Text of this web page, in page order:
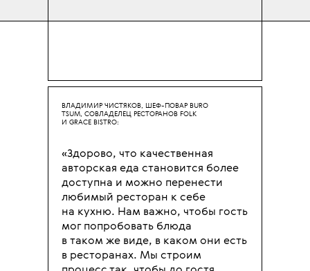
ВЛАДИМИР ЧИСТЯКОВ, ШЕФ-ПОВАР BURO
TSUM, СОВЛАДЕЛЕЦ РЕСТОРАНОВ FOLK
И GRACE BISTRO:
«Здорово, что качественная
авторская еда становится более
доступна и можно перенести
любимый ресторан к себе
на кухню. Нам важно, чтобы гость
мог попробовать блюда
в таком же виде, в каком они есть
в ресторанах. Мы строим